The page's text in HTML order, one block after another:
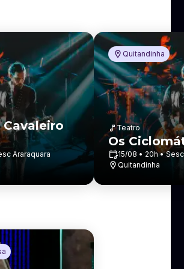
Cavaleiro
Araraquara
Quitandinha
Teatro
Os
15/08 • 20h •
Quitandinha